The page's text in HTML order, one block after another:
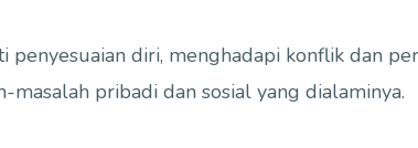
diri, menghadapi konflik dan
pribadi dan sosial yang dialaminya.